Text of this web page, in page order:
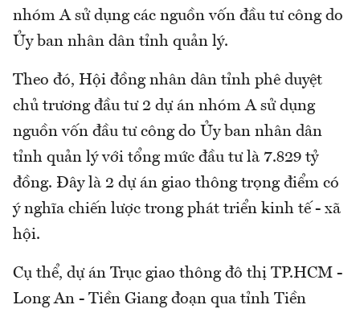
nhóm A sử dụng các nguồn vốn đầu tư công do
Ủy ban nhân dân tỉnh quản lý.
Theo đó, Hội đồng nhân dân tỉnh phê duyệt
chủ trương đầu tư 2 dự án nhóm A sử dụng
nguồn vốn đầu tư công do Ủy ban nhân dân
tỉnh quản lý với tổng mức đầu tư là 7.829 tỷ
đồng. Đây là 2 dự án giao thông trọng điểm có
ý nghĩa chiến lược trong phát triển kinh tế - xã
hội.
Cụ thể, dự án Trục giao thông đô thị TP.HCM -
Long An - Tiền Giang đoạn qua tỉnh Tiền